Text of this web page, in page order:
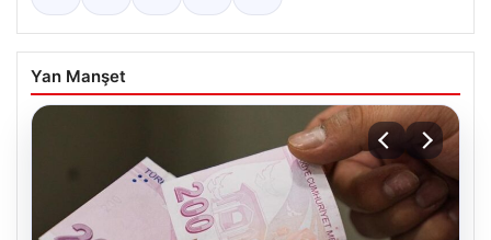
Yan Manşet